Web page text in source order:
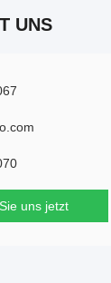
UNS
uns jetzt